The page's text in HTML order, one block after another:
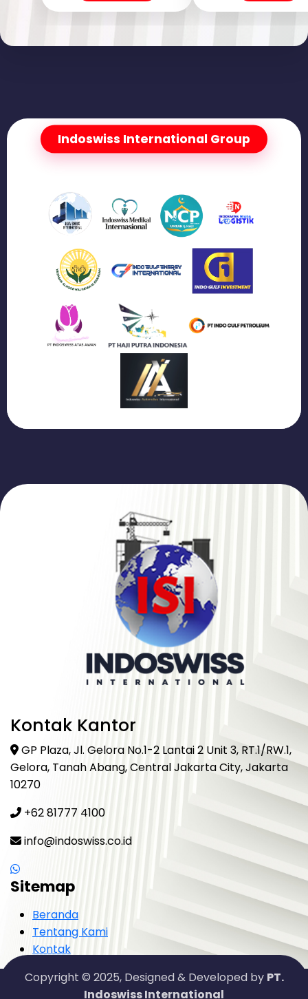
Indoswiss International Group
Kontak Kantor
GP Plaza, Jl. Gelora No.1-2 Lantai 2 Unit 3, RT.1/RW.1,
Gelora, Tanah Abang, Central Jakarta City, Jakarta
10270
+62 81777 4100
info@indoswiss.co.id
Sitemap
Beranda
Tentang Kami
Kontak
Copyright © 2025, Designed & Developed by PT.
Indoswiss International